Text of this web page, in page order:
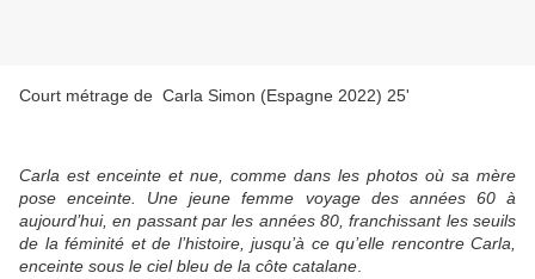
Court métrage de Carla Simon (Espagne 2022) 25'
Carla est enceinte et nue, comme dans les photos où sa mère
pose enceinte. Une jeune femme voyage des années 60 à
aujourd’hui, en passant par les années 80, franchissant les seuils
de la féminité et de l’histoire, jusqu’à ce qu’elle rencontre Carla,
enceinte sous le ciel bleu de la côte catalane